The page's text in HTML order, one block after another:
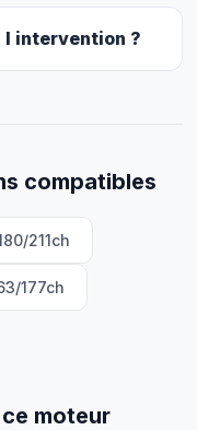
l intervention ?
compatibles
211ch
177ch
moteur